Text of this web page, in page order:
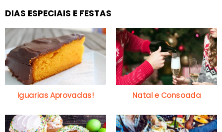
DIAS ESPECIAIS E FESTAS
Iguarias Aprovadas! Natal e Consoada